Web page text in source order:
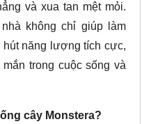
và xua tan mệt mỏi.
không chỉ giúp làm
hút năng lượng tích cực,
trong cuộc sống và
cây Monstera?